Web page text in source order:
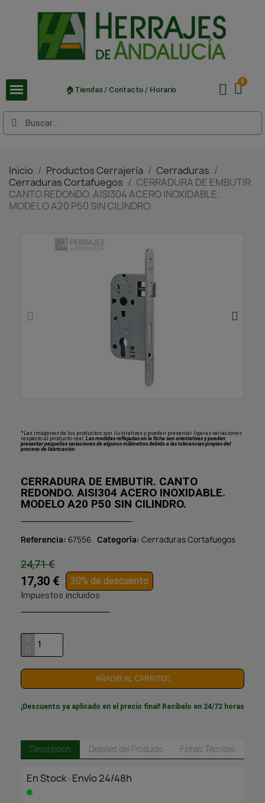
🏠Tiendas / Contacto / Horario
Inicio Productos Cerrajería
Cerraduras
Cerraduras Cortafuegos
CERRADURA DE EMBUTIR.
CANTO REDONDO. AISI304 ACERO INOXIDABLE.
MODELO A20 P50 SIN CILINDRO.
*Las imágenes de los productos son ilustrativas y pueden presentar ligeras variaciones
respecto al producto real. Las medidas reflejadas en la ficha son orientativas y pueden
presentar pequeñas variaciones de algunos milímetros debido a las tolerancias propias del
proceso de fabricación.
CERRADURA DE EMBUTIR. CANTO
REDONDO. AISI304 ACERO INOXIDABLE.
MODELO A20 P50 SIN CILINDRO.
Referencia 67556 Categoría Cerraduras Cortafuegos
24,71 €
17,30 € 30% de descuento
Impuestos incluidos
AÑADIR AL CARRITO
¡Descuento ya aplicado en el precio final! Recíbelo en 24/72 horas
Descripción Detalles del Producto Fichas Técnicas
En Stock·Envío 24/48h